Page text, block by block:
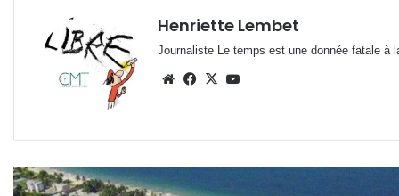
Henriette Lembet
Journaliste Le temps est une donnée fatale à
WebsiteFacebook
X